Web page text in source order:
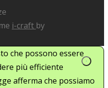
i-craft by
che possono essere
più efficiente
afferma che possiamo